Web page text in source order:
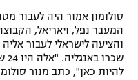
תנאי שימוש
מדיניות פרטיות
אומנויות לחימה
גיימינג E-Sports
סולומון אמור היה לעבור
המעבר נפל, ויאריאל,
והציעה לישראלי לעבור
להיות כאן", כתב מנור